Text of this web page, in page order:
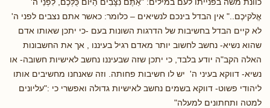
אֱלֹקיכֶם.." אין הבדל בינכם לנשיאים – כלומר: כאשר אתם נצבים לפני ה'
לא קיים הבדל בחשיבות של הדרגות השונות בעם -כי יתכן שאותו אדם
שהוא נשיא- נחשב לחשוב יותר מאדם רגיל בעיננו , אך את החשבונות
האלה הקב"ה יודע בלבד, כי יתכן שזה שבעיננו נחשב לאישיות חשובה- או
נשיא- דווקא בעיני ה' יש לו חשיבות פחותה. וזה שאנחנו מחשיבים אותו
ליהודי פשוט- דווקא בשמים נחשב לאישיות גדולה ואפשרי כי :"עליונים
למטה ותחתונים למעלה"